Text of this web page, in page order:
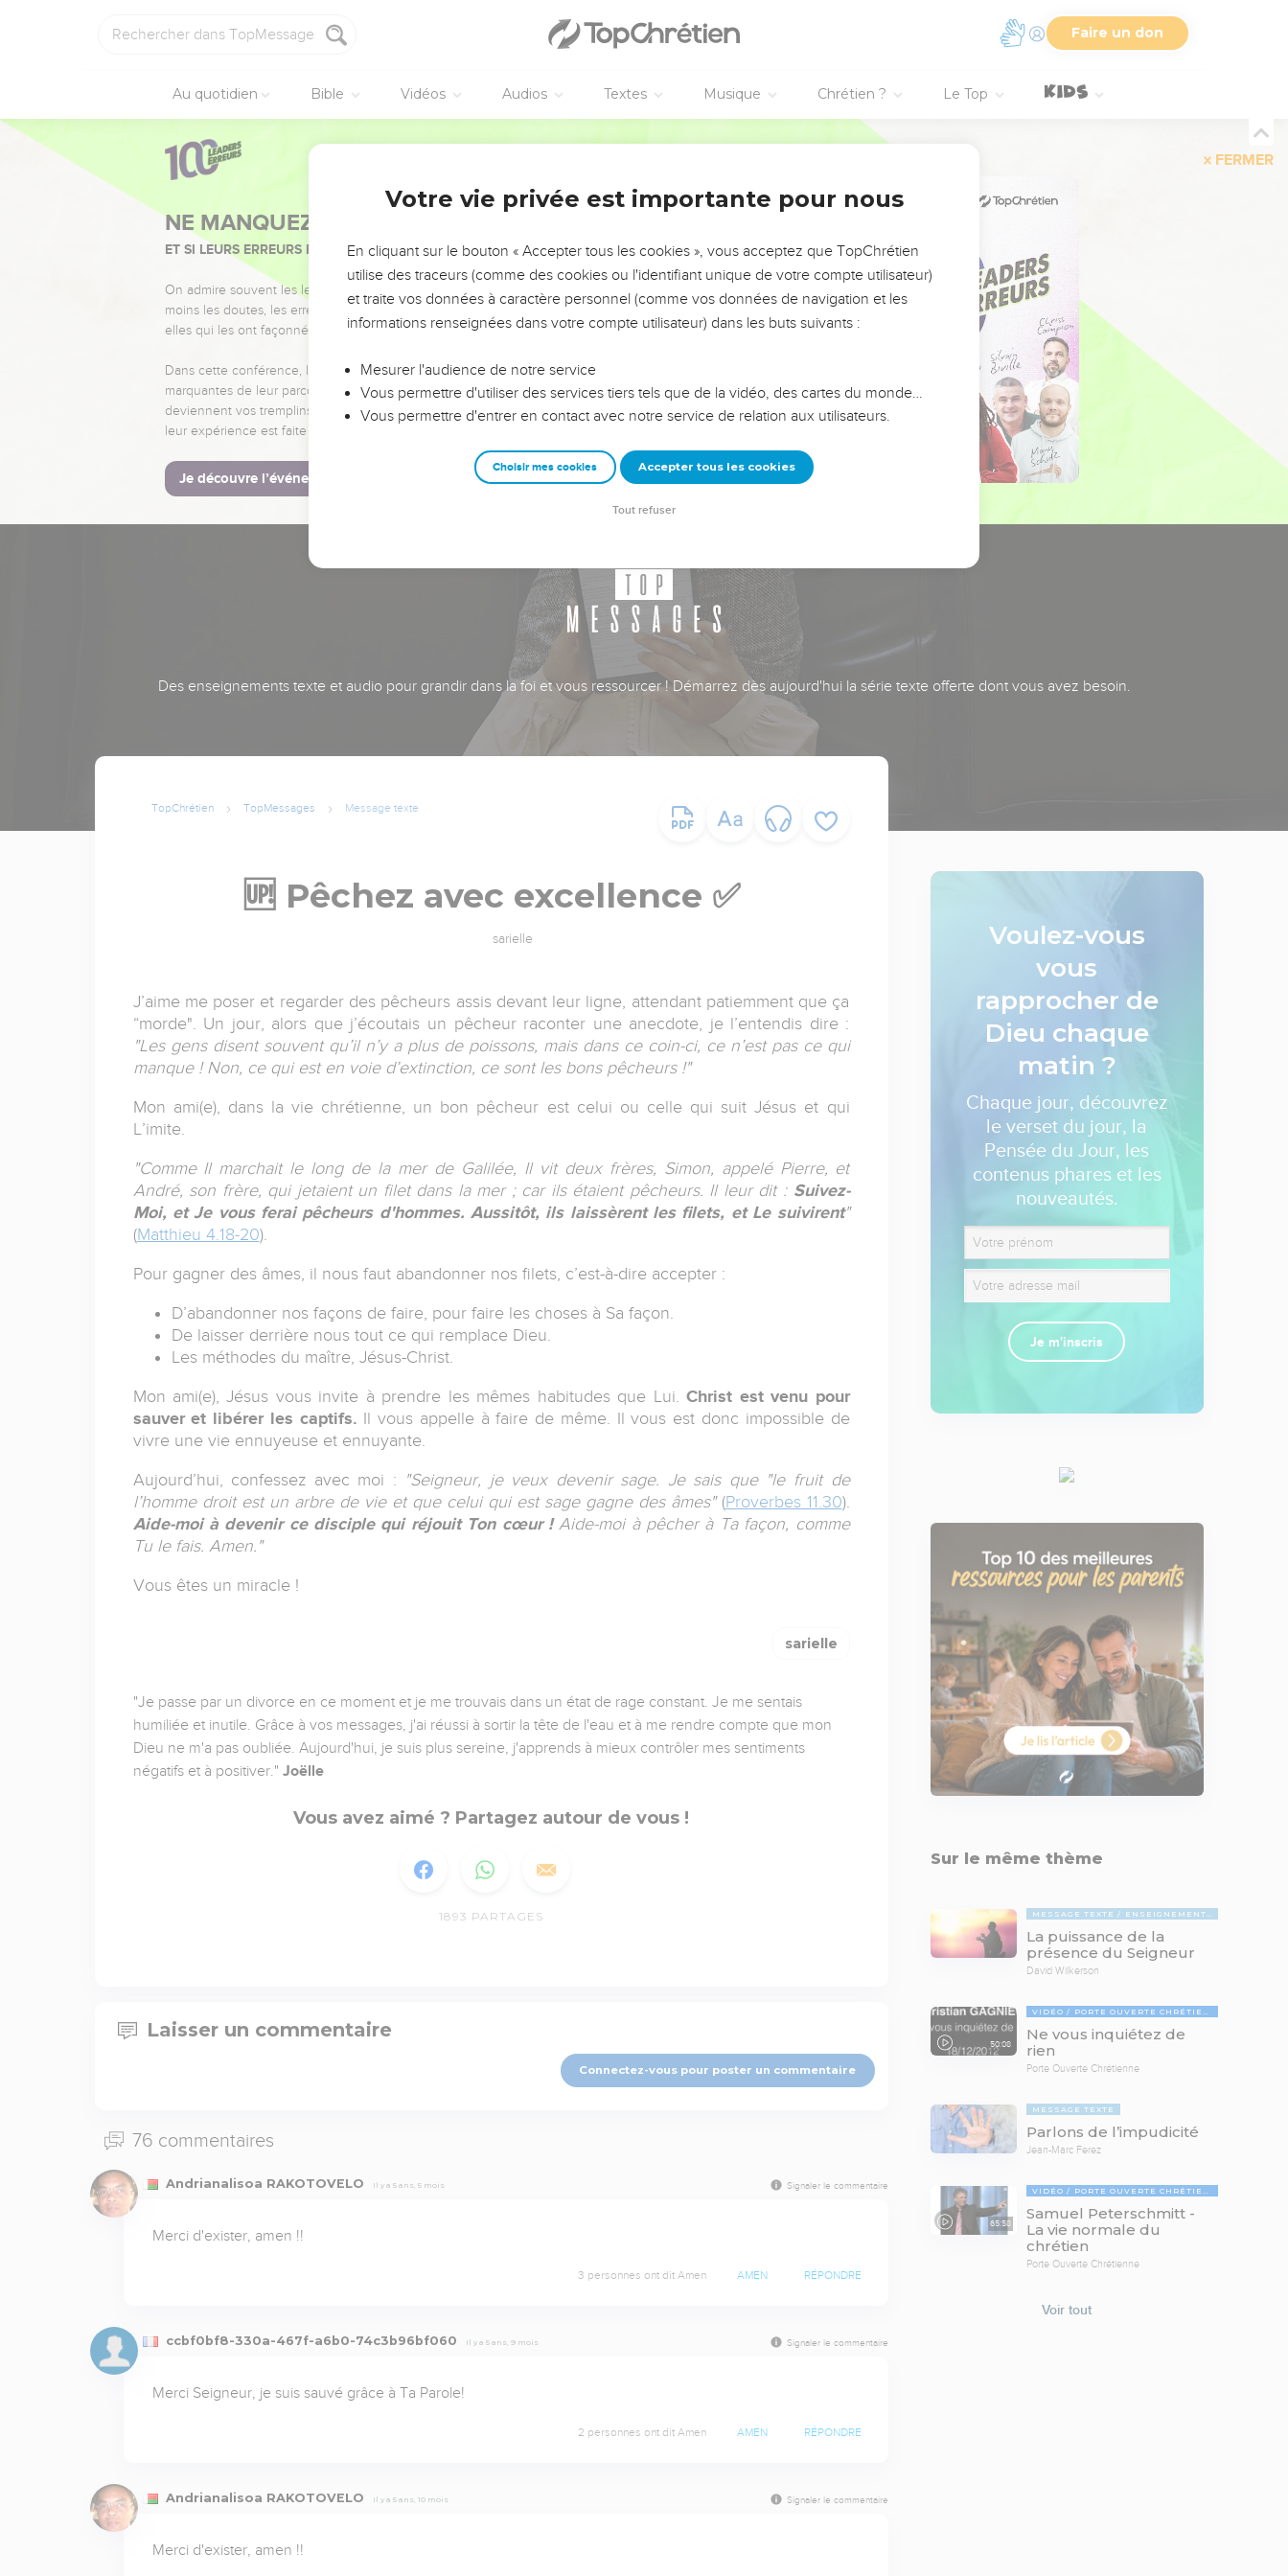
Faire un don
Au quotidien Bible Vidéos Audios Textes Musique Chrétien ? Le Top
FERMER
NE MANQUEZ PAS L’ÉVÉNEMENT DE L’ANNÉE !
ET SI LEURS ERREURS POUVAIENT VOUS ÉVITER LES VOTRES ?
On admire souvent les leaders pour leurs réussites, leur impact, leur foi ou leur vision. Mais on voit
moins les doutes, les erreurs et les saisons difficiles qu'ils ont traversés, alors même que ce sont
elles qui les ont façonnés.
Dans cette conférence, leaders, entrepreneurs, et responsables reviennent sur les erreurs
marquantes de leur parcours et les clés pour avancer avec plus de sagesse afin que leurs erreurs
deviennent vos tremplins. Que vous guidiez un ministère, une équipe, un groupe ou une famille,
leur expérience est faite pour vous.
Je découvre l’événement
Des enseignements texte et audio pour grandir dans la foi et vous ressourcer ! Démarrez dès aujourd'hui la série texte offerte dont vous avez besoin.
TopChrétien TopMessages Message texte
🆙 Pêchez avec excellence ✅
sarielle
J’aime me poser et regarder des pêcheurs assis devant leur ligne, attendant patiemment que ça
“morde". Un jour, alors que j’écoutais un pêcheur raconter une anecdote, je l’entendis dire :
"Les gens disent souvent qu’il n’y a plus de poissons, mais dans ce coin-ci, ce n’est pas ce qui
manque ! Non, ce qui est en voie d’extinction, ce sont les bons pêcheurs !"
Mon ami(e), dans la vie chrétienne, un bon pêcheur est celui ou celle qui suit Jésus et qui
L’imite.
"Comme Il marchait le long de la mer de Galilée, Il vit deux frères, Simon, appelé Pierre, et
André, son frère, qui jetaient un filet dans la mer ; car ils étaient pêcheurs. Il leur dit : Suivez-
Moi, et Je vous ferai pêcheurs d'hommes. Aussitôt, ils laissèrent les filets, et Le suivirent"
(Matthieu 4.18-20).
Pour gagner des âmes, il nous faut abandonner nos filets, c’est-à-dire accepter :
D’abandonner nos façons de faire, pour faire les choses à Sa façon.
De laisser derrière nous tout ce qui remplace Dieu.
Les méthodes du maître, Jésus-Christ.
Mon ami(e), Jésus vous invite à prendre les mêmes habitudes que Lui.Christ est venu pour
sauver et libérer les captifs. Il vous appelle à faire de même. Il vous est donc impossible de
vivre une vie ennuyeuse et ennuyante.
Aujourd’hui, confessez avec moi : "Seigneur, je veux devenir sage. Je sais que "le fruit de
l’homme droit est un arbre de vie et que celui qui est sage gagne des âmes" (Proverbes 11.30).
Aide-moi à devenir ce disciple qui réjouit Ton cœur !Aide-moi à pêcher à Ta façon, comme
Tu le fais. Amen."
Vous êtes un miracle !
sarielle
"Je passe par un divorce en ce moment et je me trouvais dans un état de rage constant. Je me sentais
humiliée et inutile. Grâce à vos messages, j'ai réussi à sortir la tête de l'eau et à me rendre compte que mon
Dieu ne m'a pas oubliée. Aujourd'hui, je suis plus sereine, j'apprends à mieux contrôler mes sentiments
négatifs et à positiver." Joëlle
Vous avez aimé ? Partagez autour de vous !
1893 PARTAGES
Laisser un commentaire
Connectez-vous pour poster un commentaire
76 commentaires
Andrianalisoa RAKOTOVELO Il y a 5 ans, 5 mois Signaler le commentaire
Merci d'exister, amen !!
3 personnes ont dit Amen AMEN RÉPONDRE
ccbf0bf8-330a-467f-a6b0-74c3b96bf060 Il y a 5 ans, 9 mois Signaler le commentaire
Merci Seigneur, je suis sauvé grâce à Ta Parole!
2 personnes ont dit Amen AMEN RÉPONDRE
Andrianalisoa RAKOTOVELO Il y a 5 ans, 10 mois Signaler le commentaire
Merci d'exister, amen !!
Voulez-vous
vous
rapprocher de
Dieu chaque
matin ?
Chaque jour, découvrez
le verset du jour, la
Pensée du Jour, les
contenus phares et les
nouveautés.
Je m'inscris
Sur le même thème
MESSAGE TEXTE ENSEIGNEMENTS BIBLIQUES
La puissance de la
présence du Seigneur
David Wilkerson
50:08
VIDÉO PORTE OUVERTE CHRÉTIENNE
Ne vous inquiétez de
rien
Porte Ouverte Chrétienne
MESSAGE TEXTE
Parlons de l’impudicité
Jean-Marc Ferez
65:58
VIDÉO PORTE OUVERTE CHRÉTIENNE
Samuel Peterschmitt -
La vie normale du
chrétien
Porte Ouverte Chrétienne
Voir tout
Votre vie privée est importante pour nous
En cliquant sur le bouton « Accepter tous les cookies », vous acceptez que TopChrétien
utilise des traceurs (comme des cookies ou l'identifiant unique de votre compte utilisateur)
et traite vos données à caractère personnel (comme vos données de navigation et les
informations renseignées dans votre compte utilisateur) dans les buts suivants :
Mesurer l'audience de notre service
Vous permettre d'utiliser des services tiers tels que de la vidéo, des cartes du monde…
Vous permettre d'entrer en contact avec notre service de relation aux utilisateurs.
Choisir mes cookies Accepter tous les cookies
Tout refuser